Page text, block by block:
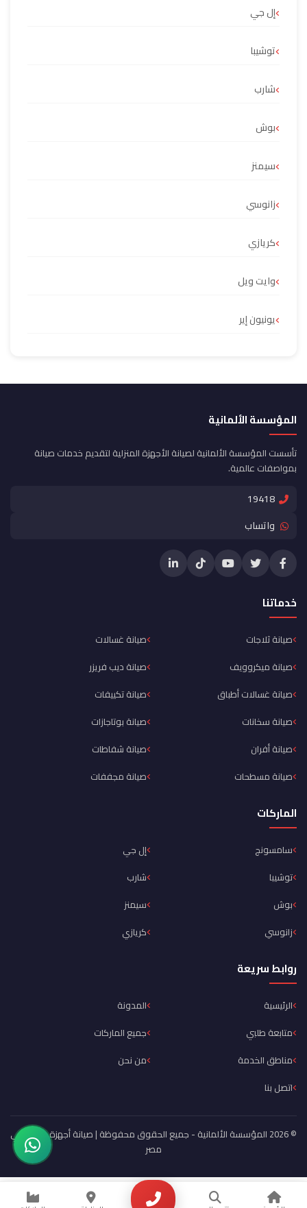
إل جي
توشيبا
شارب
بوش
سيمنز
زانوسي
كريازي
وايت ويل
يونيون إير
المؤسسة الألمانية
تأسست المؤسسة الألمانية لصيانة الأجهزة المنزلية لتقديم خدمات صيانة
بمواصفات عالمية.
19418
واتساب
خدماتنا
صيانة ثلاجات
صيانة غسالات
صيانة ميكروويف
صيانة ديب فريزر
صيانة غسالات أطباق
صيانة تكييفات
صيانة سخانات
صيانة بوتاجازات
صيانة أفران
صيانة شفاطات
صيانة مسطحات
صيانة مجففات
الماركات
سامسونج
إل جي
توشيبا
شارب
بوش
سيمنز
زانوسي
كريازي
روابط سريعة
الرئيسية
المدونة
متابعة طلبي
جميع الماركات
مناطق الخدمة
من نحن
اتصل بنا
© 2026 المؤسسة الألمانية - جميع الحقوق محفوظة | صيانة أجهزة منزلية في
مصر